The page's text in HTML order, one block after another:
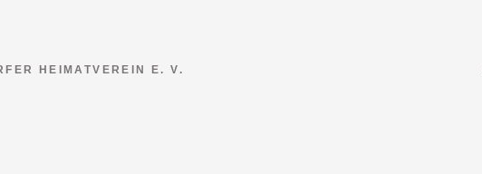
HEIMATVEREIN E. V.